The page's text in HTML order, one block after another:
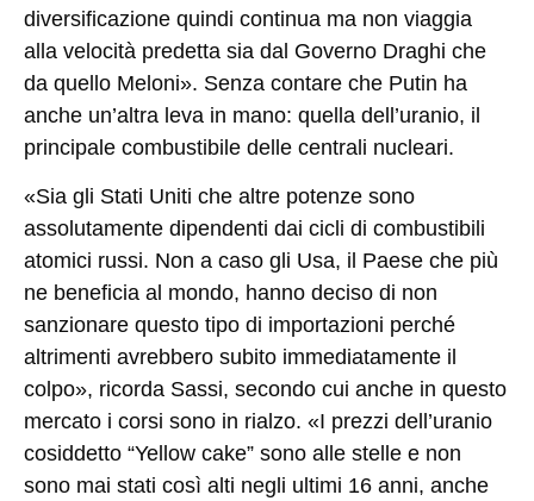
diversificazione quindi continua ma non viaggia
alla velocità predetta sia dal Governo Draghi che
da quello Meloni». Senza contare che Putin ha
anche un’altra leva in mano: quella dell’uranio, il
principale combustibile delle centrali nucleari.
«Sia gli Stati Uniti che altre potenze sono
assolutamente dipendenti dai cicli di combustibili
atomici russi. Non a caso gli Usa, il Paese che più
ne beneficia al mondo, hanno deciso di non
sanzionare questo tipo di importazioni perché
altrimenti avrebbero subito immediatamente il
colpo», ricorda Sassi, secondo cui anche in questo
mercato i corsi sono in rialzo. «I prezzi dell’uranio
cosiddetto “Yellow cake” sono alle stelle e non
sono mai stati così alti negli ultimi 16 anni, anche